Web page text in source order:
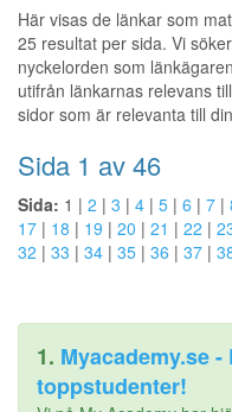
Här visas de länkar som
25 resultat per sida. Vi
nyckelorden som
utifrån länkarnas relevans
sidor som är relevanta till
Sida 1 av 46
Sida: 1 | 2 | 3 | 4 | 5 | 6 | 7 |
17 | 18 | 19 | 20 | 21 | 22 |
32 | 33 | 34 | 35 | 36 | 37 |
1. Myacademy.se
toppstudenter!